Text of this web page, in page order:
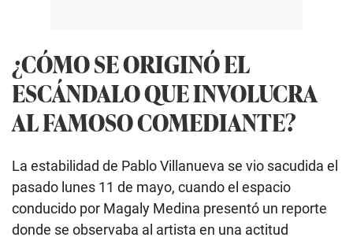
¿CÓMO SE ORIGINÓ EL
ESCÁNDALO QUE INVOLUCRA
AL FAMOSO COMEDIANTE?
La estabilidad de Pablo Villanueva se vio sacudida el
pasado lunes 11 de mayo, cuando el espacio
conducido por Magaly Medina presentó un reporte
donde se observaba al artista en una actitud